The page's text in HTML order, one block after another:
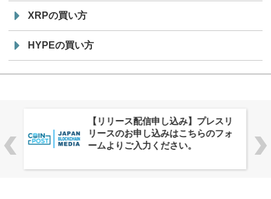
XRPの買い方
HYPEの買い方
株式会社PlnX、アジア最大級のグロ
ーバルWeb3カンファレンス
「WebX2026」とのコラボレーショ